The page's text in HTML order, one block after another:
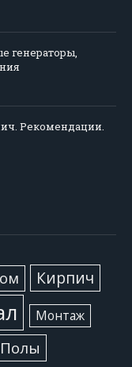
генераторы,
Рекомендации.
Кирпич
Монтаж
Полы